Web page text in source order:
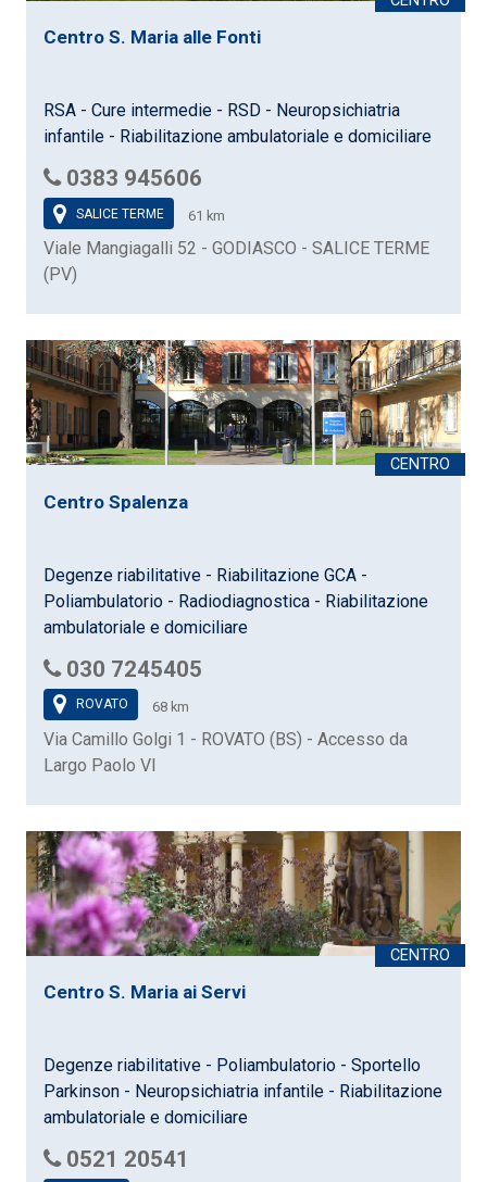
Centro S. Maria alle Fonti
RSA - Cure intermedie - RSD - Neuropsichiatria
infantile - Riabilitazione ambulatoriale e domiciliare
0383 945606
SALICE TERME 61 km
Viale Mangiagalli 52 - GODIASCO - SALICE TERME
(PV)
Centro Spalenza
Degenze riabilitative - Riabilitazione GCA -
Poliambulatorio - Radiodiagnostica - Riabilitazione
ambulatoriale e domiciliare
030 7245405
ROVATO 68 km
Via Camillo Golgi 1 - ROVATO (BS) - Accesso da
Largo Paolo VI
Centro S. Maria ai Servi
Degenze riabilitative - Poliambulatorio - Sportello
Parkinson - Neuropsichiatria infantile - Riabilitazione
ambulatoriale e domiciliare
0521 20541